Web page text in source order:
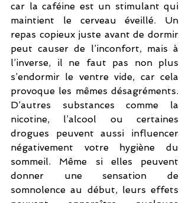
car la caféine est un stimulant qui
maintient le cerveau éveillé. Un
repas copieux juste avant de dormir
peut causer de l’inconfort, mais à
l’inverse, il ne faut pas non plus
s’endormir le ventre vide, car cela
provoque les mêmes désagréments.
D’autres substances comme la
nicotine, l’alcool ou certaines
drogues peuvent aussi influencer
négativement votre hygiène du
sommeil. Même si elles peuvent
donner une sensation de
somnolence au début, leurs effets